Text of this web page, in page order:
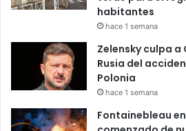
habitantes
hace 1 semana
Zelensky culpa a
Rusia del
Polonia
hace 1 semana
Fontainebleau